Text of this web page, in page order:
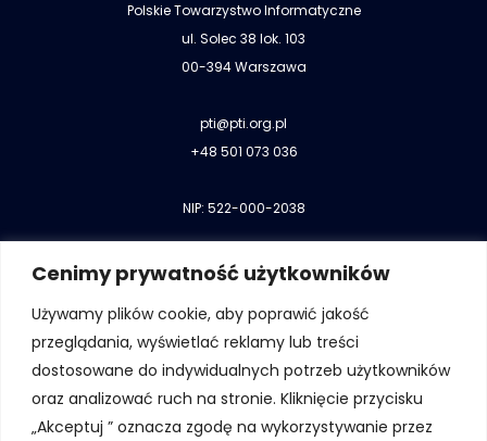
Cenimy prywatność użytkowników
Używamy plików cookie, aby poprawić jakość
przeglądania, wyświetlać reklamy lub treści
dostosowane do indywidualnych potrzeb użytkowników
oraz analizować ruch na stronie. Kliknięcie przycisku
„Akceptuj ” oznacza zgodę na wykorzystywanie przez
Polskie Towarzystwo Informatyczne
ul. Solec 38 lok. 103
00-394 Warszawa
pti@pti.org.pl
+48 501 073 036
NIP: 522-000-2038
Kontakt do Biura Zarządu
Kontakt do władz
Kontakt do oddziałów i sekcji